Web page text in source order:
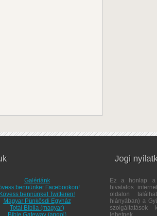
Galériánk
bennünket Facebookon!
Kövess bennünket Twitteren!
Magyar Pünkösdi Egyház
Totál Biblia (magyar)
Bible Gateway (angol)
Jogi
Ez a honlap a
hivatalos
oldalon
hiányában) a
szolgáltatások
lehetnek.